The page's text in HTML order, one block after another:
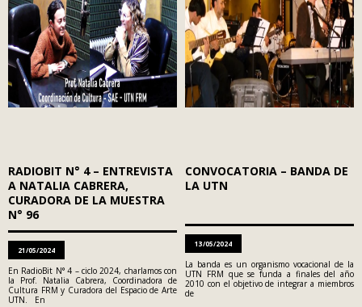
RADIOBIT N° 4 – ENTREVISTA
A NATALIA CABRERA,
CURADORA DE LA MUESTRA
N° 96
21/05/2024
En RadioBit N° 4 – ciclo 2024, charlamos con
la Prof. Natalia Cabrera, Coordinadora de
Cultura FRM y Curadora del Espacio de Arte
UTN. En
CONVOCATORIA – BANDA DE
LA UTN
13/05/2024
La banda es un organismo vocacional de la
UTN FRM que se funda a finales del año
2010 con el objetivo de integrar a miembros
de